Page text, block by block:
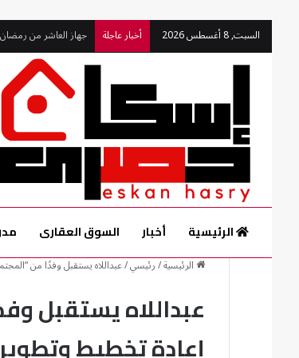
السبت, 8 أغسطس 2026 أخبار عاجلة جهاز الشيخ زايد
الرئيسية أخبار السوق العقارى
الرئيسية/رئيسي/عبداللاه يستقبل وفدًا من
عبداللاه يستقبل
إعادة تخطيط